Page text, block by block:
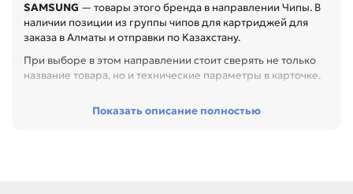
SAMSUNG — товары этого бренда в направлении Чипы. В
наличии позиции из группы чипов для картриджей для
заказа в Алматы и отправки по Казахстану.
При выборе в этом направлении стоит сверять не только
название товара, но и технические параметры в карточке.
модели, цвет, ресурс и тип чипа. Это помогает избежать
Показать описание полностью